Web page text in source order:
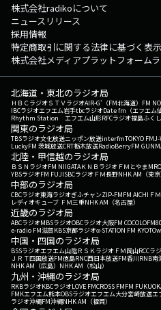
株式会社radikoについて
ニュースリリース
採用情報
特定商取引に関する法律に基づく表示
株式会社メディアプラットフォーム
北海道・東北のラジオ局
ＨＢＣラジオＳＴＶラジオAIR-G'（FM北海道） FM
IBCラジオエフエム岩手tbcラジオDate fm（エフエム仙
Rhythm Station エフエム山形RFCラジオ福島ふく
関東のラジオ局
TBSラジオ文化放送ニッポン放送interfmTOKYO FMJ-
LuckyFM 茨城放送CRT栃木放送RadioBerryFM
北陸・甲信越のラジオ局
ＢＳＮラジオFM NIIGATAＫＮＢラジオ ＦＭとやま
YBSラジオFM FUJISBCラジオ ＦＭ長野NHK AM（東京
中部のラジオ局
CBCラジオ東海ラジオぎふチャンZIP-FMFM AICHI Ｆ
レディオキューブ ＦＭ三重NHK AM（名古屋）
近畿のラジオ局
ABCラジオMBSラジオOBCラジオ大阪FM COCOLO
e-radio FM滋賀KBS京都ラジオα-STATION FM KYOTO
中国・四国のラジオ局
BSSラジオエフエム山陰ＲＳＫラジオ ＦＭ岡山RCCラ
ＪＲＴ四国放送FM徳島RNC西日本放送FM香川RNB南
NHK AM（広島） NHK AM（松山）
九州・沖縄のラジオ局
RKBラジオKBCラジオLOVE FMCROSS FMFM
FMKエフエム熊本OBSラジオエフエム大分宮崎放送エ
ラジオ沖縄FM沖縄NHK AM（福岡）